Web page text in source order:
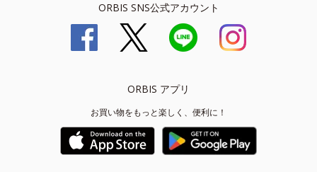
ORBIS SNS公式アカウント
ORBIS アプリ
お買い物をもっと楽しく、便利に！